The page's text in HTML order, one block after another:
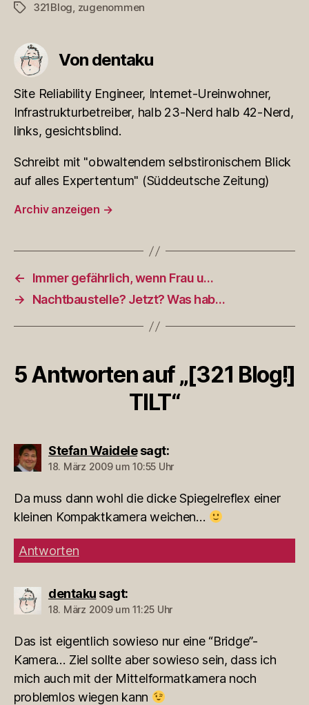
Schlagwörter
321Blog, zugenommen
Von dentaku
Site Reliability Engineer, Internet-Ureinwohner,
Infrastrukturbetreiber, halb 23-Nerd halb 42-Nerd,
links, gesichtsblind.
Schreibt mit "obwaltendem selbstironischem Blick
auf alles Expertentum" (Süddeutsche Zeitung)
Archiv anzeigen →
←
Immer gefährlich, wenn Frau u…
→
Nachtbaustelle? Jetzt? Was hab…
5 Antworten auf „[321 Blog!]
TILT“
Stefan Waidele sagt:
18. März 2009 um 10:55 Uhr
Da muss dann wohl die dicke Spiegelreflex einer
kleinen Kompaktkamera weichen…
Antworten
dentaku sagt:
18. März 2009 um 11:25 Uhr
Das ist eigentlich sowieso nur eine “Bridge”-
Kamera… Ziel sollte aber sowieso sein, dass ich
mich auch mit der Mittelformatkamera noch
problemlos wiegen kann